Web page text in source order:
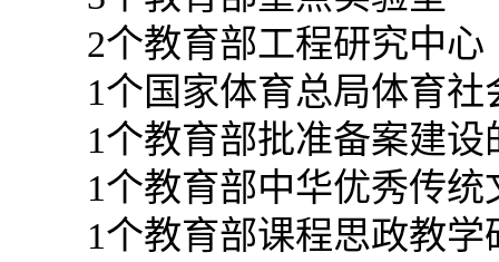
2个教育部工程研究中心
1个国家体育总局体育
1个教育部批准备案建
1个教育部中华优秀传统
1个教育部课程思政教学